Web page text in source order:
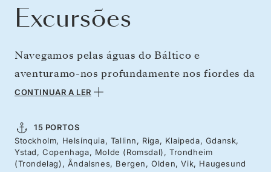
Excursões
Navegamos pelas águas do Báltico e
aventuramo-nos profundamente nos fiordes da
Noruega numa viagem que capta a essência do
com uma semana nas orgulhosas nações do
Báltico: de Estocolmo a Copenhaga, onde os
pináculos, linhas de horizonte modernas e
CONTINUAR A LER
15 PORTOS
Stockholm, Helsínquia, Tallinn, Riga, Klaipeda, Gdansk,
Ystad, Copenhaga, Molde (Romsdal), Trondheim
(Trondelag), Åndalsnes, Bergen, Olden, Vik, Haugesund